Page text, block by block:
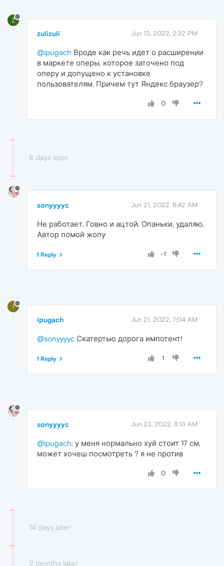
Z
zulizuli Jun 13, 2022, 2:32 PM
@ipugach Вроде как речь идет о расширении
в маркете оперы, которое заточено под
оперу и допущено к установке
пользователям. Причем тут Яндекс браузер?
0
8 days later
sonyyyyc Jun 21, 2022, 6:42 AM
Не работает. Говно и ацтой. Опаньки, удаляю.
Автор помой жопу
-1
1 Reply
I
ipugach Jun 21, 2022, 7:04 AM
@sonyyyyc Скатертью дорога импотент!
1
1 Reply
sonyyyyc Jun 23, 2022, 8:13 AM
@ipugach: у меня нормально хуй стоит 17 см,
может хочеш посмотреть ? я не против
0
14 days later
2 months later